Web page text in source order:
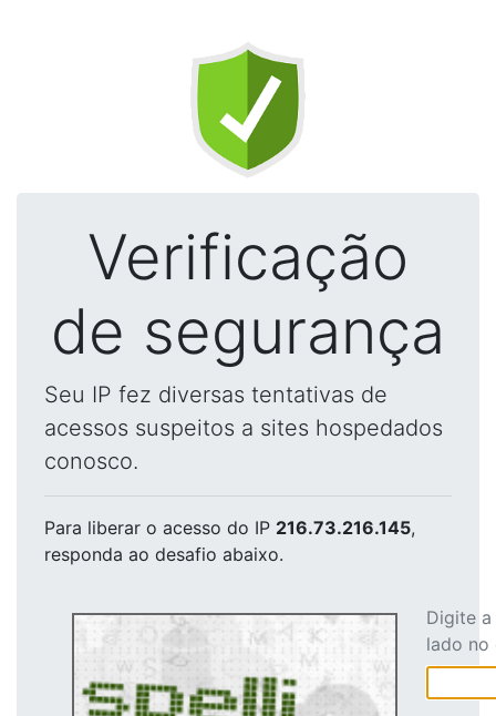
Verificação
de segurança
Seu IP fez diversas tentativas de
acessos suspeitos a sites hospedados
conosco.
Para liberar o acesso do IP 216.73.216.145,
responda ao desafio abaixo.
Digite
lado no